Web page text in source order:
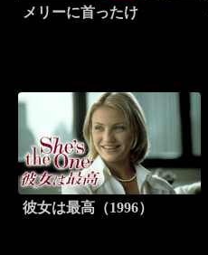
メリーに首ったけ
彼女は最高（1996）